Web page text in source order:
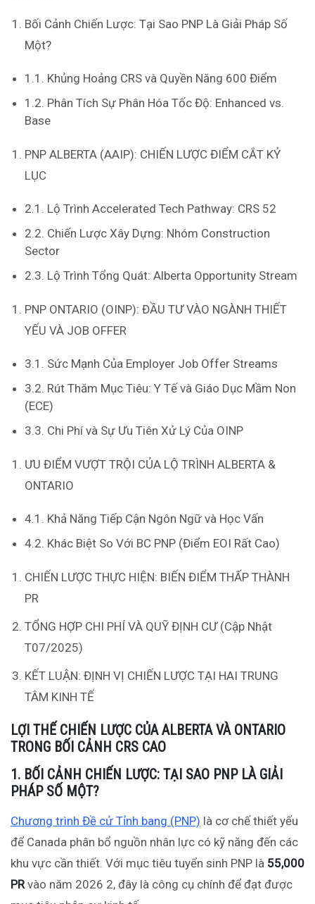
Bối Cảnh Chiến Lược: Tại Sao PNP Là Giải Pháp Số
Một?
1.1. Khủng Hoảng CRS và Quyền Năng 600 Điểm
1.2. Phân Tích Sự Phân Hóa Tốc Độ: Enhanced vs.
Base
PNP ALBERTA (AAIP): CHIẾN LƯỢC ĐIỂM CẮT KỶ
LỤC
2.1. Lộ Trình Accelerated Tech Pathway: CRS 52
2.2. Chiến Lược Xây Dựng: Nhóm Construction
Sector
2.3. Lộ Trình Tổng Quát: Alberta Opportunity Stream
PNP ONTARIO (OINP): ĐẦU TƯ VÀO NGÀNH THIẾT
YẾU VÀ JOB OFFER
3.1. Sức Mạnh Của Employer Job Offer Streams
3.2. Rút Thăm Mục Tiêu: Y Tế và Giáo Dục Mầm Non
(ECE)
3.3. Chi Phí và Sự Ưu Tiên Xử Lý Của OINP
ƯU ĐIỂM VƯỢT TRỘI CỦA LỘ TRÌNH ALBERTA &
ONTARIO
4.1. Khả Năng Tiếp Cận Ngôn Ngữ và Học Vấn
4.2. Khác Biệt So Với BC PNP (Điểm EOI Rất Cao)
CHIẾN LƯỢC THỰC HIỆN: BIẾN ĐIỂM THẤP THÀNH
PR
TỔNG HỢP CHI PHÍ VÀ QUỸ ĐỊNH CƯ (Cập Nhật
T07/2025)
KẾT LUẬN: ĐỊNH VỊ CHIẾN LƯỢC TẠI HAI TRUNG
TÂM KINH TẾ
LỢI THẾ CHIẾN LƯỢC CỦA ALBERTA VÀ ONTARIO
TRONG BỐI CẢNH CRS CAO
1. BỐI CẢNH CHIẾN LƯỢC: TẠI SAO PNP LÀ GIẢI
PHÁP SỐ MỘT?
Chương trình Đề cử Tỉnh bang (PNP) là cơ chế thiết yếu
để Canada phân bổ nguồn nhân lực có kỹ năng đến các
khu vực cần thiết. Với mục tiêu tuyển sinh PNP là 55,000
PR vào năm 2026 2, đây là công cụ chính để đạt được